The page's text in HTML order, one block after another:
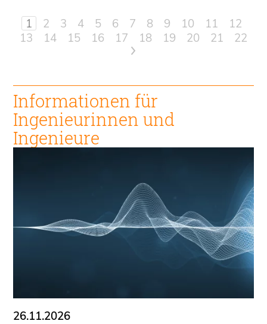
1 2 3 4 5 6 7 8 9 10 11
12
13
14 15 16 17 18 19 20 21
22
>
Informationen für
Ingenieurinnen und
Ingenieure
26.11.2026